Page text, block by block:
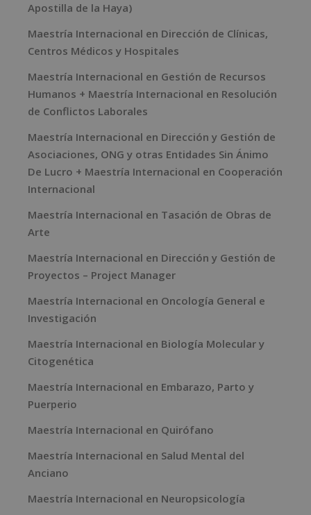
Apostilla de la Haya)
Maestría Internacional en Dirección de Clínicas,
Centros Médicos y Hospitales
Maestría Internacional en Gestión de Recursos
Humanos + Maestría Internacional en Resolución
de Conflictos Laborales
Maestría Internacional en Dirección y Gestión de
Asociaciones, ONG y otras Entidades Sin Ánimo
De Lucro + Maestría Internacional en Cooperación
Internacional
Maestría Internacional en Tasación de Obras de
Arte
Maestría Internacional en Dirección y Gestión de
Proyectos – Project Manager
Maestría Internacional en Oncología General e
Investigación
Maestría Internacional en Biología Molecular y
Citogenética
Maestría Internacional en Embarazo, Parto y
Puerperio
Maestría Internacional en Quirófano
Maestría Internacional en Salud Mental del
Anciano
Maestría Internacional en Neuropsicología